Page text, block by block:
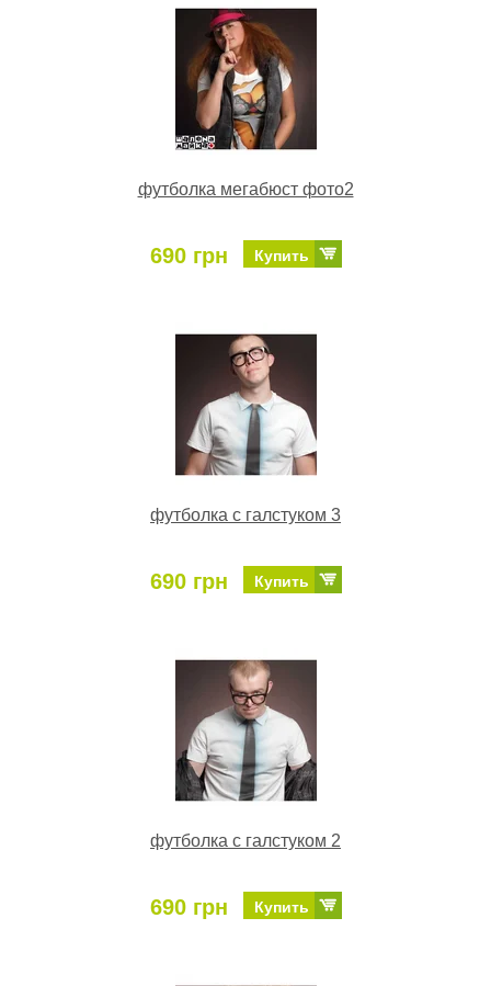
футболка мегабюст фото2
690 грн Купить
футболка с галстуком 3
690 грн Купить
футболка с галстуком 2
690 грн Купить